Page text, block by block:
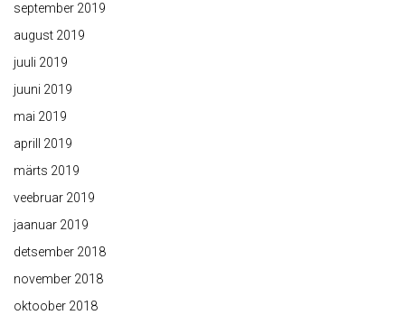
september 2019
august 2019
juuli 2019
juuni 2019
mai 2019
aprill 2019
märts 2019
veebruar 2019
jaanuar 2019
detsember 2018
november 2018
oktoober 2018